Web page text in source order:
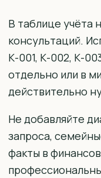
В таблице учёта
консультаций.
К-001, К-002, К-
отдельно или в
действительно
Не добавляйте
запроса,
факты в